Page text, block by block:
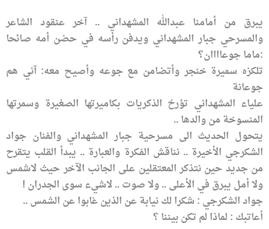
يبرق من أمامنا عبدالله المشهداني .. آخر عنقود الشاعر
والمسرحي جبار المشهداني ويدفن رأسه في حضن أمه صائحا
:ماما جوعاااان؟
تلكزه سميرة خنجر وأتضامن مع جوعه وأصيح معه: آني هم
جوعانة
علياء المشهداني تؤرخ الذكريات بكاميرتها الصغيرة وسمرتها
المنسوخة من والدها ..
يتحول الحديث الى مسرحية جبار المشهداني والفنان جواد
الشكرجي الأخيرة .. نناقش الفكرة والعبارة .. يبدأ القلب يتقرح
من جديد حين نتذكر المعتقلين على الجانب الآخر حيث لاشمس
ولا أمل يبرق في الأعلى .. ولا صوت .. لاشيء سوى الجدران !
جواد الشكرجي : شكرا لك نيابة عن الذين غابوا عن الشمس ..
أعاتبك : لماذا لم تكن بيننا ؟